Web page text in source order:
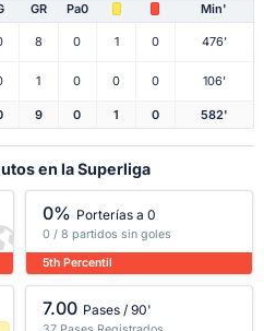
GR Pa0 Min'
8 0 1 0 476'
1 0 0 0 106'
9 0 1 0 582'
en la Superliga
0% Porterías a 0
0 / 8 partidos sin goles
5th Percentil
7.00 Pases / 90'